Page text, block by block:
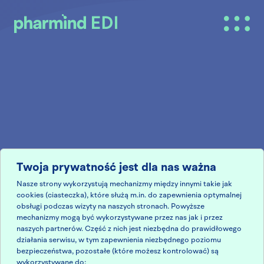
Menu
Twoja prywatność jest dla nas ważna
Nasze strony wykorzystują mechanizmy między innymi takie jak
cookies (ciasteczka), które służą m.in. do zapewnienia optymalnej
obsługi podczas wizyty na naszych stronach. Powyższe
mechanizmy mogą być wykorzystywane przez nas jak i przez
naszych partnerów. Część z nich jest niezbędna do prawidłowego
działania serwisu, w tym zapewnienia niezbędnego poziomu
bezpieczeństwa, pozostałe (które możesz kontrolować) są